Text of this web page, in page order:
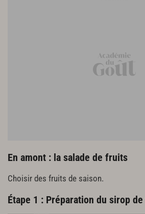
En amont : la salade de fruits
Choisir des fruits de saison.
Étape 1 : Préparation du sirop